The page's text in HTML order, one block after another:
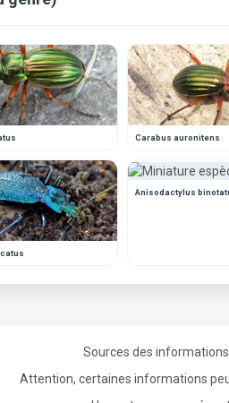
Carabus auronitens
Anisodactylus
Sources des
Attention, certaines informations